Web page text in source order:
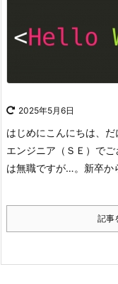
2025年5月6日
はじめに こんにちは、 だ
エンジニア（ＳＥ）でご
は無職ですが…。 新卒か
記事